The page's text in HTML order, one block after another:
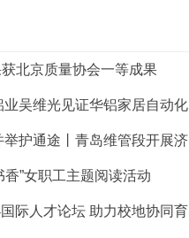
北京质量协会一等成果
吴维光见证华铝家居自动化
护通途丨青岛维管段开展济
”女职工主题阅读活动
际人才论坛 助力校地协同育